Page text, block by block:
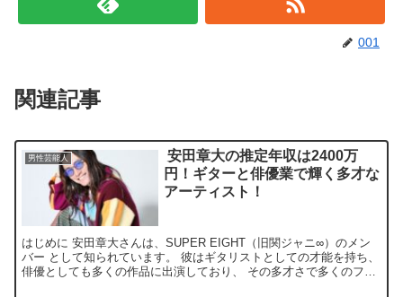
001
関連記事
男性芸能人
安田章大の推定年収は2400万
円！ギターと俳優業で輝く多才な
アーティスト！
はじめに 安田章大さんは、SUPER EIGHT（旧関ジャニ∞）のメン
バー として知られています。 彼はギタリストとしての才能を持ち、
俳優としても多くの作品に出演しており、 その多才さで多くのファ